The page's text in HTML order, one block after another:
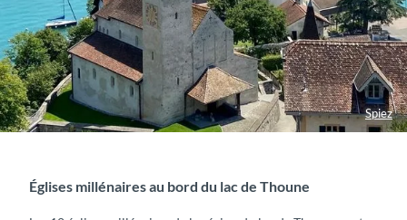
Spiez
Églises millénaires au bord du lac de Thoune